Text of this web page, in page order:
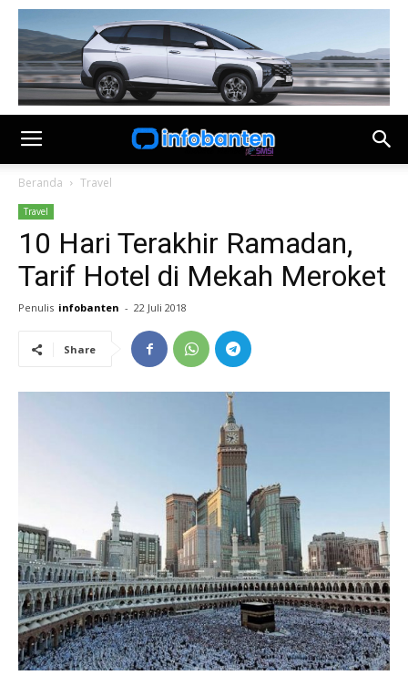
Beranda Travel
Travel
10 Hari Terakhir Ramadan,
Tarif Hotel di Mekah Meroket
Penulis infobanten - 22 Juli 2018
Share